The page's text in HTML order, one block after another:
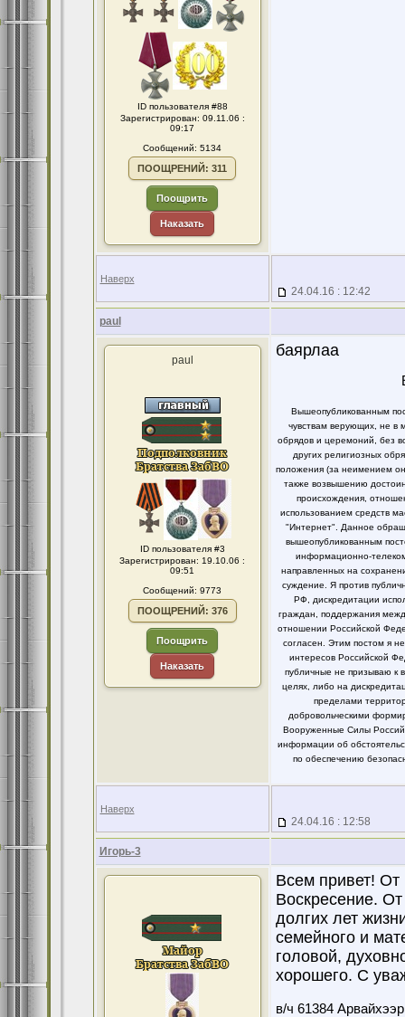
ID пользователя #88
Зарегистрирован: 09.11.06 :
09:17
Сообщений: 5134
ПООЩРЕНИЙ: 311
Поощрить
Наказать
Наверх
24.04.16 : 12:42
paul
paul
ID пользователя #3
Зарегистрирован: 19.10.06 :
09:51
Сообщений: 9773
ПООЩРЕНИЙ: 376
Поощрить
Наказать
баярлаа
Вышеопубликованным
чувствам верующих, не в
обрядов и церемоний, без
других религиозных
положения (за неимением
также возвышению
происхождения,
использованием средств
"Интернет". Данное
вышеопубликованным
информационно-
направленных на
суждение. Я против
РФ, дискредитации
граждан, поддержания
отношении Российской
согласен. Этим постом я
интересов Российской
публичные не призываю к
целях, либо на
пределами
добровольческими
Вооруженные Силы
информации об
по обеспечению
Наверх
24.04.16 : 12:58
Игорь-3
Всем привет!
Воскресение.
долгих лет
семейного и
головой,
хорошего. С
в/ч 61384